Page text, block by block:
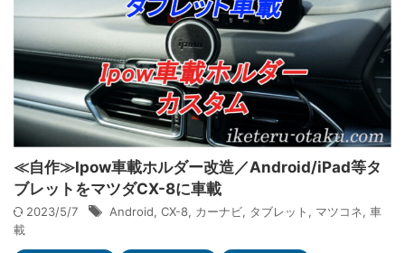
≪自作≫Ipow車載ホルダー改造／Android/iPad等タ
ブレットをマツダCX-8に車載
2023/5/7 Android, CX-8, カーナビ, タブレット , マツコネ, 車
載